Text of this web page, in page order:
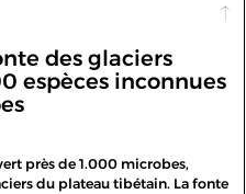
des glaciers
espèces inconnues
près de 1.000 microbes,
du plateau tibétain. La fonte